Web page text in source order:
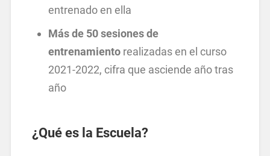
entrenado en ella
Más de 50 sesiones de
entrenamiento realizadas en el curso
2021-2022, cifra que asciende año tras
año
¿Qué es la Escuela?